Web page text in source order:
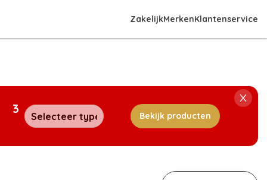
ZakelijkMerkenKlantenservice
3 Bekijk producten